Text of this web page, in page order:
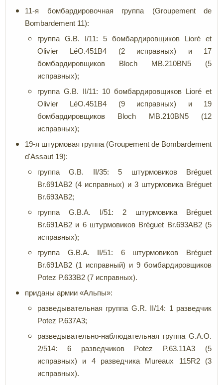
11-я бомбардировочная группа (Groupement de
Bombardement 11):
группа G.B. I/11: 5 бомбардировщиков Lioré et
Olivier LéO.451B4 (2 исправных) и 17
бомбардировщиков Bloch MB.210BN5 (5
исправных);
группа G.B. II/11: 10 бомбардировщиков Lioré et
Olivier LéO.451B4 (9 исправных) и 19
бомбардировщиков Bloch MB.210BN5 (12
исправных);
19-я штурмовая группа (Groupement de Bombardement
d'Assaut 19):
группа G.B. II/35: 5 штурмовиков Bréguet
Br.691АВ2 (4 исправных) и 3 штурмовика Bréguet
Br.693АВ2;
группа G.B.A. I/51: 2 штурмовика Bréguet
Br.691АВ2 и 6 штурмовиков Bréguet Br.693АВ2 (5
исправных);
группа G.B.A. II/51: 6 штурмовиков Bréguet
Br.691АВ2 (1 исправный) и 9 бомбардировщиков
Potez P.633B2 (7 исправных).
приданы армии «Альпы»:
разведывательная группа G.R. II/14: 1 разведчик
Potez P.637A3;
разведывательно-наблюдательная группа G.A.O.
2/514: 6 разведчиков Potez P.63.11A3 (5
исправных) и 4 разведчика Mureaux 115R2 (3
исправных).